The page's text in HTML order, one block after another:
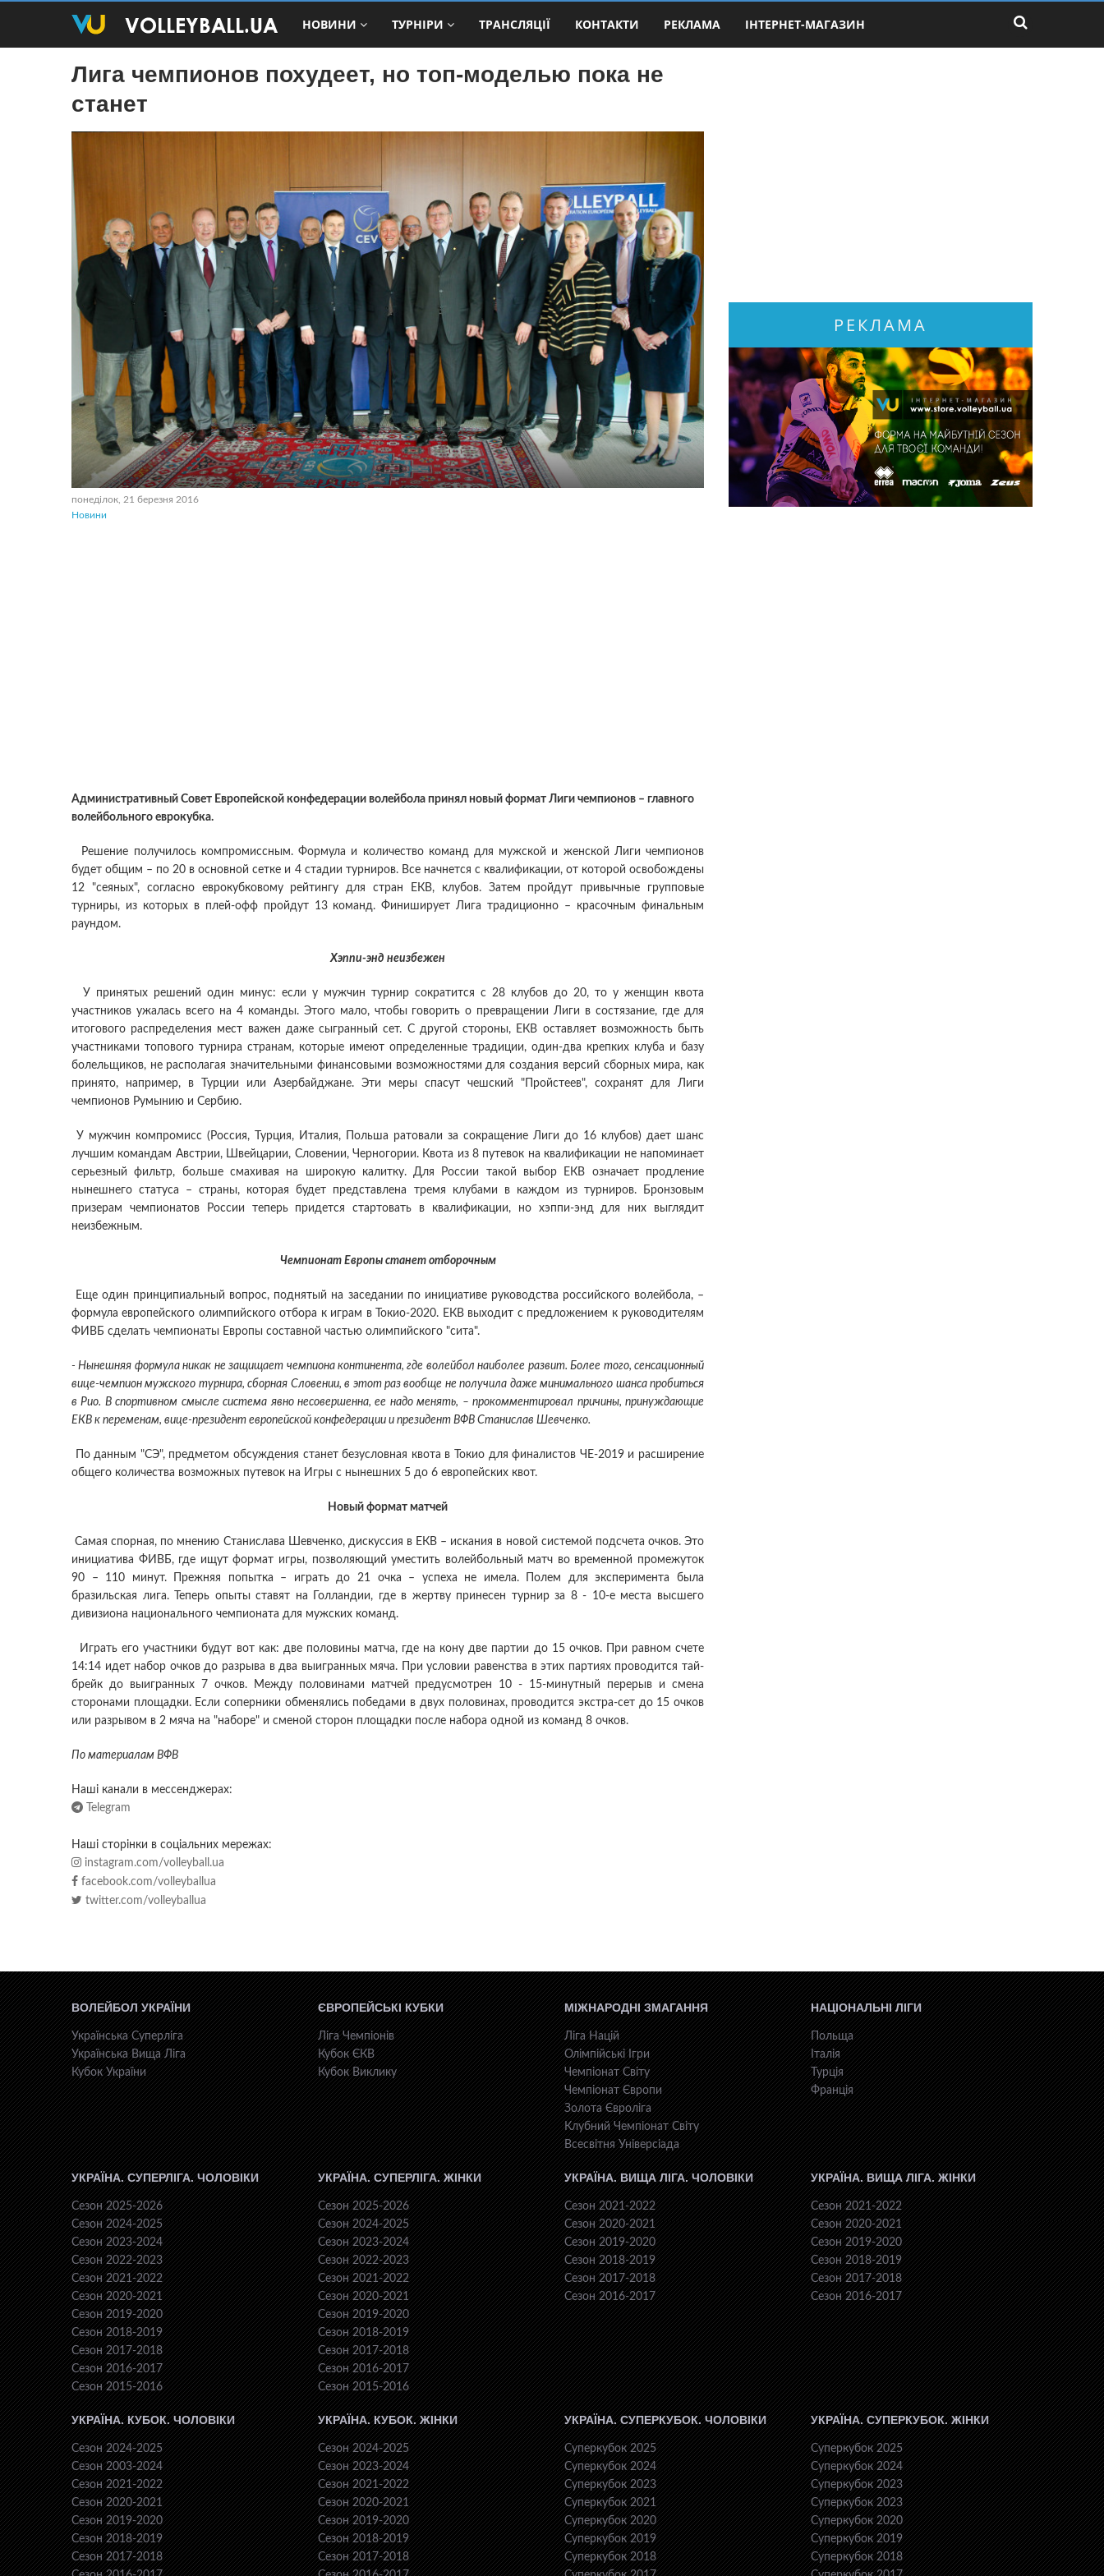
НОВИНИ ТУРНІРИ ТРАНСЛЯЦІЇ КОНТАКТИ РЕКЛАМА ІНТЕРНЕТ-МАГАЗИН
Лига чемпионов похудеет, но топ-моделью пока не
станет
понеділок, 21 березня 2016
Новини
Административный Совет Европейской конфедерации волейбола принял новый формат Лиги чемпионов – главного
волейбольного еврокубка.
Решение получилось компромиссным. Формула и количество команд для мужской и женской Лиги чемпионов
будет общим – по 20 в основной сетке и 4 стадии турниров. Все начнется с квалификации, от которой освобождены
12 "сеяных", согласно еврокубковому рейтингу для стран ЕКВ, клубов. Затем пройдут привычные групповые
турниры, из которых в плей-офф пройдут 13 команд. Финиширует Лига традиционно – красочным финальным
раундом.
Хэппи-энд неизбежен
У принятых решений один минус: если у мужчин турнир сократится с 28 клубов до 20, то у женщин квота
участников ужалась всего на 4 команды. Этого мало, чтобы говорить о превращении Лиги в состязание, где для
итогового распределения мест важен даже сыгранный сет. С другой стороны, ЕКВ оставляет возможность быть
участниками топового турнира странам, которые имеют определенные традиции, один-два крепких клуба и базу
болельщиков, не располагая значительными финансовыми возможностями для создания версий сборных мира, как
принято, например, в Турции или Азербайджане. Эти меры спасут чешский "Пройстеев", сохранят для Лиги
чемпионов Румынию и Сербию.
У мужчин компромисс (Россия, Турция, Италия, Польша ратовали за сокращение Лиги до 16 клубов) дает шанс
лучшим командам Австрии, Швейцарии, Словении, Черногории. Квота из 8 путевок на квалификации не напоминает
серьезный фильтр, больше смахивая на широкую калитку. Для России такой выбор ЕКВ означает продление
нынешнего статуса – страны, которая будет представлена тремя клубами в каждом из турниров. Бронзовым
призерам чемпионатов России теперь придется стартовать в квалификации, но хэппи-энд для них выглядит
неизбежным.
Чемпионат Европы станет отборочным
Еще один принципиальный вопрос, поднятый на заседании по инициативе руководства российского волейбола, –
формула европейского олимпийского отбора к играм в Токио-2020. ЕКВ выходит с предложением к руководителям
ФИВБ сделать чемпионаты Европы составной частью олимпийского "сита".
- Нынешняя формула никак не защищает чемпиона континента, где волейбол наиболее развит. Более того, сенсационный
вице-чемпион мужского турнира, сборная Словении, в этот раз вообще не получила даже минимального шанса пробиться
в Рио. В спортивном смысле система явно несовершенна, ее надо менять, – прокомментировал причины, принуждающие
ЕКВ к переменам, вице-президент европейской конфедерации и президент ВФВ Станислав Шевченко.
По данным "СЭ", предметом обсуждения станет безусловная квота в Токио для финалистов ЧЕ-2019 и расширение
общего количества возможных путевок на Игры с нынешних 5 до 6 европейских квот.
Новый формат матчей
Самая спорная, по мнению Станислава Шевченко, дискуссия в ЕКВ – искания в новой системой подсчета очков. Это
инициатива ФИВБ, где ищут формат игры, позволяющий уместить волейбольный матч во временной промежуток
90 – 110 минут. Прежняя попытка – играть до 21 очка – успеха не имела. Полем для эксперимента была
бразильская лига. Теперь опыты ставят на Голландии, где в жертву принесен турнир за 8 - 10-е места высшего
дивизиона национального чемпионата для мужских команд.
Играть его участники будут вот как: две половины матча, где на кону две партии до 15 очков. При равном счете
14:14 идет набор очков до разрыва в два выигранных мяча. При условии равенства в этих партиях проводится тай-
брейк до выигранных 7 очков. Между половинами матчей предусмотрен 10 - 15-минутный перерыв и смена
сторонами площадки. Если соперники обменялись победами в двух половинах, проводится экстра-сет до 15 очков
или разрывом в 2 мяча на "наборе" и сменой сторон площадки после набора одной из команд 8 очков.
По материалам ВФВ
Наші канали в мессенджерах:
Telegram
Наші сторінки в соціальних мережах:
instagram.com/volleyball.ua
facebook.com/volleyballua
twitter.com/volleyballua
РЕКЛАМА
ВОЛЕЙБОЛ УКРАЇНИ
Українська Суперліга
Українська Вища Ліга
Кубок України
ЄВРОПЕЙСЬКІ КУБКИ
Ліга Чемпіонів
Кубок ЄКВ
Кубок Виклику
МІЖНАРОДНІ ЗМАГАННЯ
Ліга Націй
Олімпійські Ігри
Чемпіонат Світу
Чемпіонат Європи
Золота Євроліга
Клубний Чемпіонат Світу
Всесвiтня Унiверсiaда
НАЦІОНАЛЬНІ ЛІГИ
Польща
Італія
Турція
Франція
УКРАЇНА. СУПЕРЛІГА. ЧОЛОВІКИ
Сезон 2025-2026
Сезон 2024-2025
Сезон 2023-2024
Сезон 2022-2023
Сезон 2021-2022
Сезон 2020-2021
Сезон 2019-2020
Сезон 2018-2019
Сезон 2017-2018
Сезон 2016-2017
Сезон 2015-2016
УКРАЇНА. СУПЕРЛІГА. ЖІНКИ
Сезон 2025-2026
Сезон 2024-2025
Сезон 2023-2024
Сезон 2022-2023
Сезон 2021-2022
Сезон 2020-2021
Сезон 2019-2020
Сезон 2018-2019
Сезон 2017-2018
Сезон 2016-2017
Сезон 2015-2016
УКРАЇНА. ВИЩА ЛІГА. ЧОЛОВІКИ
Сезон 2021-2022
Сезон 2020-2021
Сезон 2019-2020
Сезон 2018-2019
Сезон 2017-2018
Сезон 2016-2017
УКРАЇНА. ВИЩА ЛІГА. ЖІНКИ
Сезон 2021-2022
Сезон 2020-2021
Сезон 2019-2020
Сезон 2018-2019
Сезон 2017-2018
Сезон 2016-2017
УКРАЇНА. КУБОК. ЧОЛОВІКИ
Сезон 2024-2025
Сезон 2003-2024
Сезон 2021-2022
Сезон 2020-2021
Сезон 2019-2020
Сезон 2018-2019
Сезон 2017-2018
УКРАЇНА. КУБОК. ЖІНКИ
Сезон 2024-2025
Сезон 2023-2024
Сезон 2021-2022
Сезон 2020-2021
Сезон 2019-2020
Сезон 2018-2019
Сезон 2017-2018
УКРАЇНА. СУПЕРКУБОК. ЧОЛОВІКИ
Суперкубок 2025
Суперкубок 2024
Суперкубок 2023
Суперкубок 2021
Суперкубок 2020
Суперкубок 2019
Суперкубок 2018
УКРАЇНА. СУПЕРКУБОК. ЖІНКИ
Суперкубок 2025
Суперкубок 2024
Суперкубок 2023
Суперкубок 2023
Суперкубок 2020
Суперкубок 2019
Суперкубок 2018